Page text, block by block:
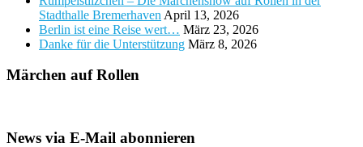
Stadthalle Bremerhaven April 13, 2026
Berlin ist eine Reise wert… März 23, 2026
Danke für die Unterstützung März 8, 2026
Märchen auf Rollen
News via E-Mail abonnieren